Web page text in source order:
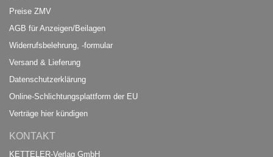
Preise ZMV
AGB für Anzeigen/Beilagen
Widerrufsbelehrung, -formular
Versand & Lieferung
Datenschutzerklärung
Online-Schlichtungsplattform der EU
Verträge hier kündigen
KONTAKT
KETTELER-Verlag GmbH